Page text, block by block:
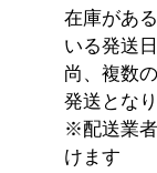
在庫があ
いる発送
尚、複数
発送となり
※配送業
けます